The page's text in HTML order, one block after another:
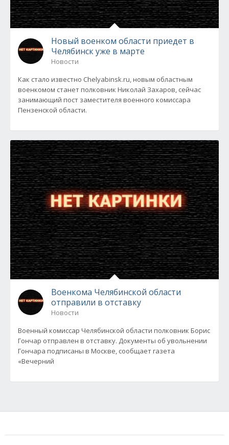
Новый военком области приедет в
Челябинск уже в марте
Новости
Как стало известно Chelyabinsk.ru, новым областным
военкомом станет полковник Николай Захаров, сейчас
занимающий пост заместителя военного комиссара
Пензенской области.
Военкома Челябинской области
отправили в отставку
Новости
Военный комиссар Челябинской области полковник Борис
Гончар отправлен в отставку. Документы об увольнении
Гончара подписаны в Москве, сообщает газета
«Вечерний